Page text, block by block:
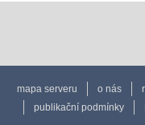
mapa serveru o nás
publikační podmínky